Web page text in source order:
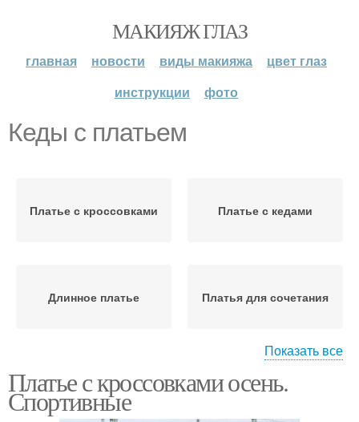
МАКИЯЖ ГЛАЗ
главная новости виды макияжа
цвет глаз
инструкции
фото
Кеды с платьем
Платье с кроссовками Платье с кедами
Длинное платье Платья для сочетания
Летний платье
Показать все
Платье с кроссовками осень.
Спортивные